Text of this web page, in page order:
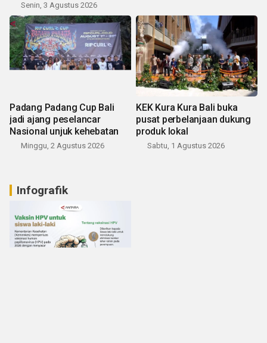
Senin, 3 Agustus 2026
Padang Padang Cup Bali
jadi ajang peselancar
Nasional unjuk kehebatan
Minggu, 2 Agustus 2026
KEK Kura Kura Bali buka
pusat perbelanjaan dukung
produk lokal
Sabtu, 1 Agustus 2026
Infografik